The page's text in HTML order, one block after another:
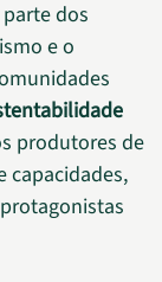
dos
e o
produtores de
capacidades,